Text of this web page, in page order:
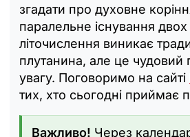
згадати про духовне
паралельне існування двох
літочислення виникає
плутанина, але це чудовий
увагу. Поговоримо на сайті
тих, хто сьогодні приймає
Важливо! Через